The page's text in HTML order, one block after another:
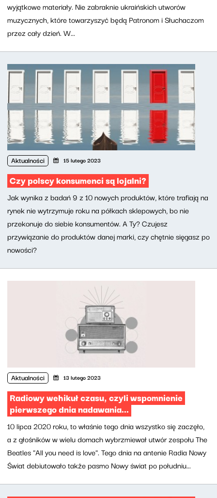
wyjątkowe materiały. Nie zabraknie ukraińskich utworów
muzycznych, które towarzyszyć będą Patronom i Słuchaczom
przez cały dzień. W...
Aktualności 15 lutego 2023
Czy polscy konsumenci są lojalni?
Jak wynika z badań 9 z 10 nowych produktów, które trafiają na
rynek nie wytrzymuje roku na półkach sklepowych, bo nie
przekonuje do siebie konsumentów. A Ty? Czujesz
przywiązanie do produktów danej marki, czy chętnie sięgasz po
nowości?
Aktualności 13 lutego 2023
Radiowy wehikuł czasu, czyli wspomnienie
pierwszego dnia nadawania...
10 lipca 2020 roku, to właśnie tego dnia wszystko się zaczęło,
a z głośników w wielu domach wybrzmiewał utwór zespołu The
Beatles "All you need is love". Tego dnia na antenie Radia Nowy
Świat debiutowało także pasmo Nowy świat po południu...